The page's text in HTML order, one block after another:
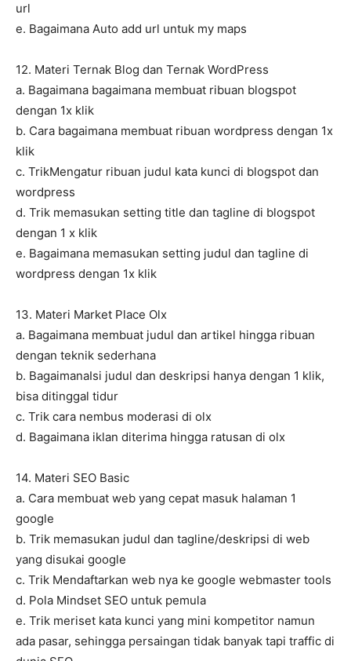
url
e. Bagaimana Auto add url untuk my maps
12. Materi Ternak Blog dan Ternak WordPress
a. Bagaimana bagaimana membuat ribuan blogspot
dengan 1x klik
b. Cara bagaimana membuat ribuan wordpress dengan 1x
klik
c. TrikMengatur ribuan judul kata kunci di blogspot dan
wordpress
d. Trik memasukan setting title dan tagline di blogspot
dengan 1 x klik
e. Bagaimana memasukan setting judul dan tagline di
wordpress dengan 1x klik
13. Materi Market Place Olx
a. Bagaimana membuat judul dan artikel hingga ribuan
dengan teknik sederhana
b. BagaimanaIsi judul dan deskripsi hanya dengan 1 klik,
bisa ditinggal tidur
c. Trik cara nembus moderasi di olx
d. Bagaimana iklan diterima hingga ratusan di olx
14. Materi SEO Basic
a. Cara membuat web yang cepat masuk halaman 1
google
b. Trik memasukan judul dan tagline/deskripsi di web
yang disukai google
c. Trik Mendaftarkan web nya ke google webmaster tools
d. Pola Mindset SEO untuk pemula
e. Trik meriset kata kunci yang mini kompetitor namun
ada pasar, sehingga persaingan tidak banyak tapi traffic di